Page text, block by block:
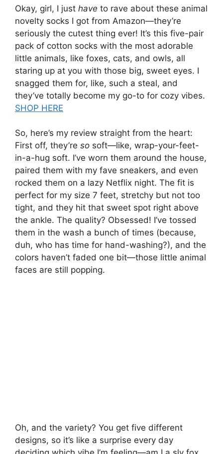
Okay, girl, I just have to rave about these animal
novelty socks I got from Amazon—they’re
seriously the cutest thing ever! It’s this five-pair
pack of cotton socks with the most adorable
little animals, like foxes, cats, and owls, all
staring up at you with those big, sweet eyes. I
snagged them for, like, such a steal, and
they’ve totally become my go-to for cozy vibes.
SHOP HERE
So, here’s my review straight from the heart:
First off, they’re so soft—like, wrap-your-feet-
in-a-hug soft. I’ve worn them around the house,
paired them with my fave sneakers, and even
rocked them on a lazy Netflix night. The fit is
perfect for my size 7 feet, stretchy but not too
tight, and they hit that sweet spot right above
the ankle. The quality? Obsessed! I’ve tossed
them in the wash a bunch of times (because,
duh, who has time for hand-washing?), and the
colors haven’t faded one bit—those little animal
faces are still popping.
Oh, and the variety? You get five different
designs, so it’s like a surprise every day